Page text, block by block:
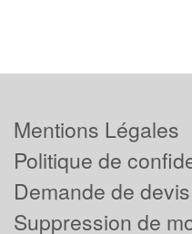
Mentions Légales
Politique de
Demande de
Suppression de